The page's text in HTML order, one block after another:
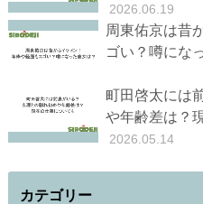
2026.06.19
周東佑京は昔
ゴい？噂にな
町田啓太には
や年齢差は？
2026.05.14
カテゴリー